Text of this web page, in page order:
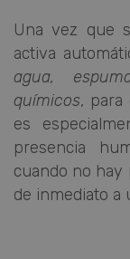
Una vez que
activa
agua,
químicos, para
es
presencia
cuando no hay
de inmediato a